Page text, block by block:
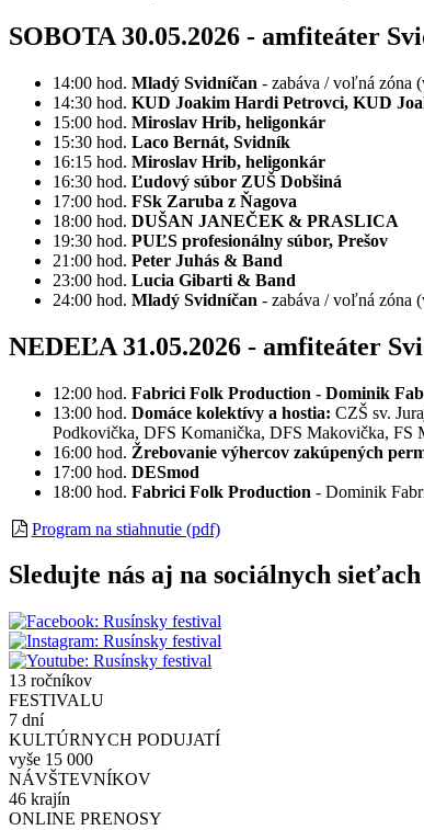
SOBOTA 30.05.2026 - amfiteáter
14:00 hod. Mladý Svidníčan - zabáva / voľná zóna
14:30 hod. KUD Joakim Hardi Petrovci, KUD
15:00 hod. Miroslav Hrib, heligonkár
15:30 hod. Laco Bernát, Svidník
16:15 hod. Miroslav Hrib, heligonkár
16:30 hod. Ľudový súbor ZUŠ Dobšiná
17:00 hod. FSk Zaruba z Ňagova
18:00 hod. DUŠAN JANEČEK & PRASLICA
19:30 hod. PUĽS profesionálny súbor, Prešov
21:00 hod. Peter Juhás & Band
23:00 hod. Lucia Gibarti & Band
24:00 hod. Mladý Svidníčan - zabáva / voľná zóna
NEDEĽA 31.05.2026 - amfiteáter
12:00 hod. Fabrici Folk Production - Dominik
13:00 hod. Domáce kolektívy a hostia: CZŠ sv.
Podkovička, DFS Komanička, DFS Makovička, FS
16:00 hod. Žrebovanie výhercov zakúpených
17:00 hod. DESmod
18:00 hod. Fabrici Folk Production - Dominik
Program na stiahnutie (pdf)
Sledujte nás aj na sociálnych sieťach
13 ročníkov
FESTIVALU
7 dní
KULTÚRNYCH PODUJATÍ
vyše 15 000
NÁVŠTEVNÍKOV
46 krajín
ONLINE PRENOSY